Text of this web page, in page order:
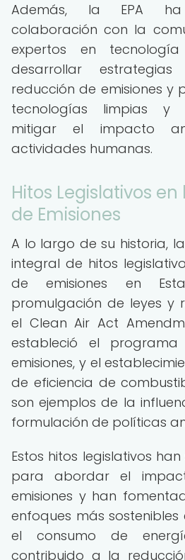
Además, la EPA
colaboración con la
expertos en
desarrollar
reducción de emisiones y
tecnologías limpias y
mitigar el impacto
actividades humanas.
Hitos Legislativos
de Emisiones
A lo largo de su historia,
integral de hitos
de emisiones en
promulgación de leyes y
el Clean Air Act
estableció el
emisiones, y el
de eficiencia de
son ejemplos de la
formulación de políticas
Estos hitos legislativos
para abordar el
emisiones y han
enfoques más
el consumo de
contribuido a la